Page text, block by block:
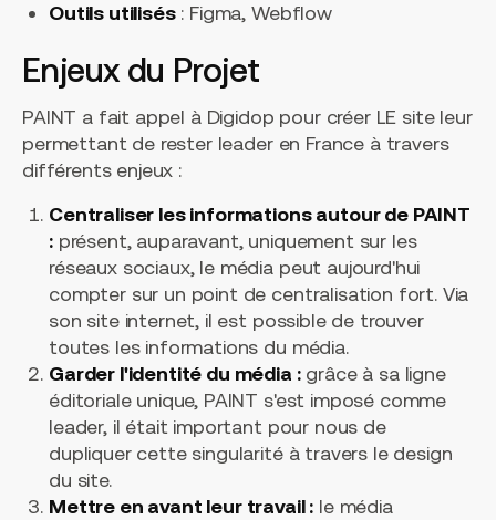
Outils utilisés: Figma, Webflow
Enjeux du Projet
PAINT a fait appel à Digidop pour créer LE site leur
permettant de rester leader en France à travers
différents enjeux :
Centraliser les informations autour de PAINT
:présent, auparavant, uniquement sur les
réseaux sociaux, le média peut aujourd'hui
compter sur un point de centralisation fort. Via
son site internet, il est possible de trouver
toutes les informations du média.
Garder l'identité du média :grâce à sa ligne
éditoriale unique, PAINT s'est imposé comme
leader, il était important pour nous de
dupliquer cette singularité à travers le design
du site.
Mettre en avant leur travail : le média